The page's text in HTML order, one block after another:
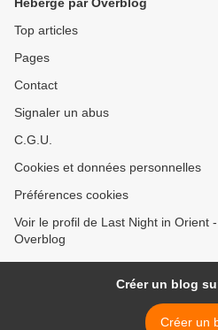
Top articles
Pages
Contact
Signaler un abus
C.G.U.
Cookies et données personnelles
Préférences cookies
Voir le profil de Last Night in Orient
Overblog
Créer un blog
Créer un